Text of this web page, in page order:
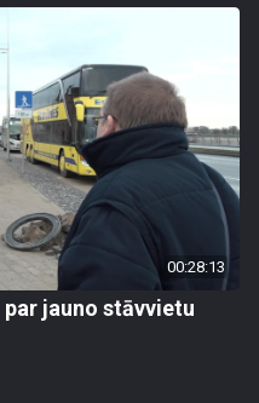
00:28:13
jauno stāvvietu